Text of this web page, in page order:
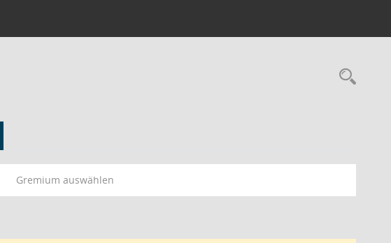
Gremium auswählen